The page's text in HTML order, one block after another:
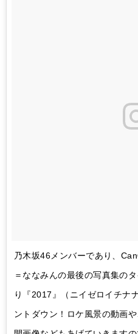
乃木坂46メンバーであり、
＝ななみんの最後の写真集の
り『2017』（ニイゼロイチナ
ントダウン！ロケ風景の動画